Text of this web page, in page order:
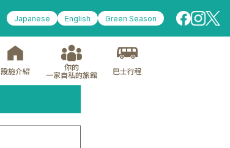
設施介紹
你的
一家自私的旅館
巴士行程
Japanese English Green Season